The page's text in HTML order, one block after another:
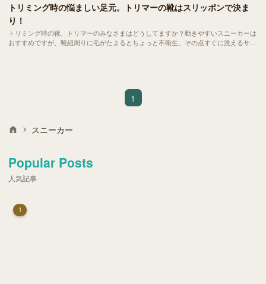
トリミング時の悩ましい足元。トリマーの靴はスリッポンで決ま
り！
トリミング時の靴、トリマーのみなさまはどうしてますか？動きやすいスニーカーは
おすすめですが、靴紐周りに毛がたまるとちょっと不衛生。その点すぐに洗えるサン
1
スニーカー
Popular Posts
人気記事
1